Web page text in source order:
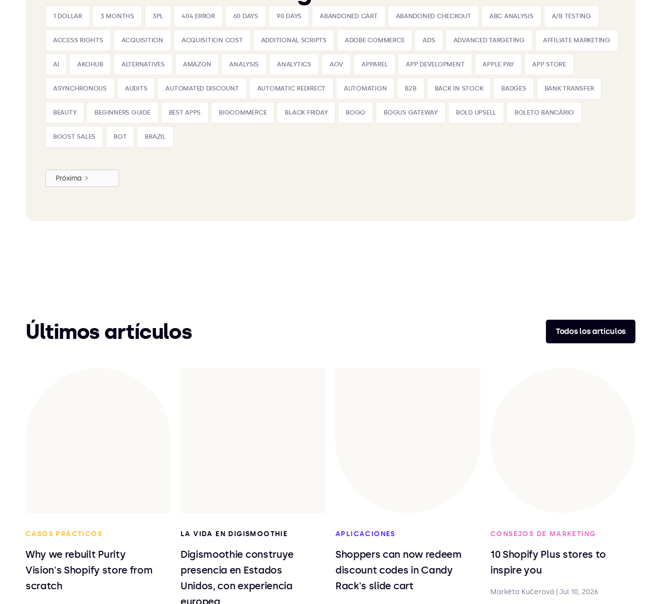
1 DOLLAR 3 MONTHS 3PL 404 ERROR 60 DAYS 90 DAYS ABANDONED CART ABANDONED CHECKOUT ABC ANALYSIS A/B TESTING
ACCESS RIGHTS ACQUISITION ACQUISITION COST ADDITIONAL SCRIPTS ADOBE COMMERCE ADS ADVANCED TARGETING AFFILIATE MARKETING
AI AKOHUB ALTERNATIVES AMAZON ANALYSIS ANALYTICS AOV APPAREL APP DEVELOPMENT APPLE PAY APP STORE
ASYNCHRONOUS AUDITS AUTOMATED DISCOUNT AUTOMATIC REDIRECT AUTOMATION B2B BACK IN STOCK BADGES BANK TRANSFER
BEAUTY BEGINNERS GUIDE BEST APPS BIGCOMMERCE BLACK FRIDAY BOGO BOGUS GATEWAY BOLD UPSELL BOLETO BANCÁRIO
BOOST SALES BOT BRAZIL
Próxima
Últimos artículos Todos los artículos
CASOS PRÁCTICOS
Why we rebuilt Purity
Vision's Shopify store from
scratch
LA VIDA EN DIGISMOOTHIE
Digismoothie construye
presencia en Estados
Unidos, con experiencia
europea
APLICACIONES
Shoppers can now redeem
discount codes in Candy
Rack's slide cart
CONSEJOS DE MARKETING
10 Shopify Plus stores to
inspire you
Markéta Kučerová Jul 10, 2026